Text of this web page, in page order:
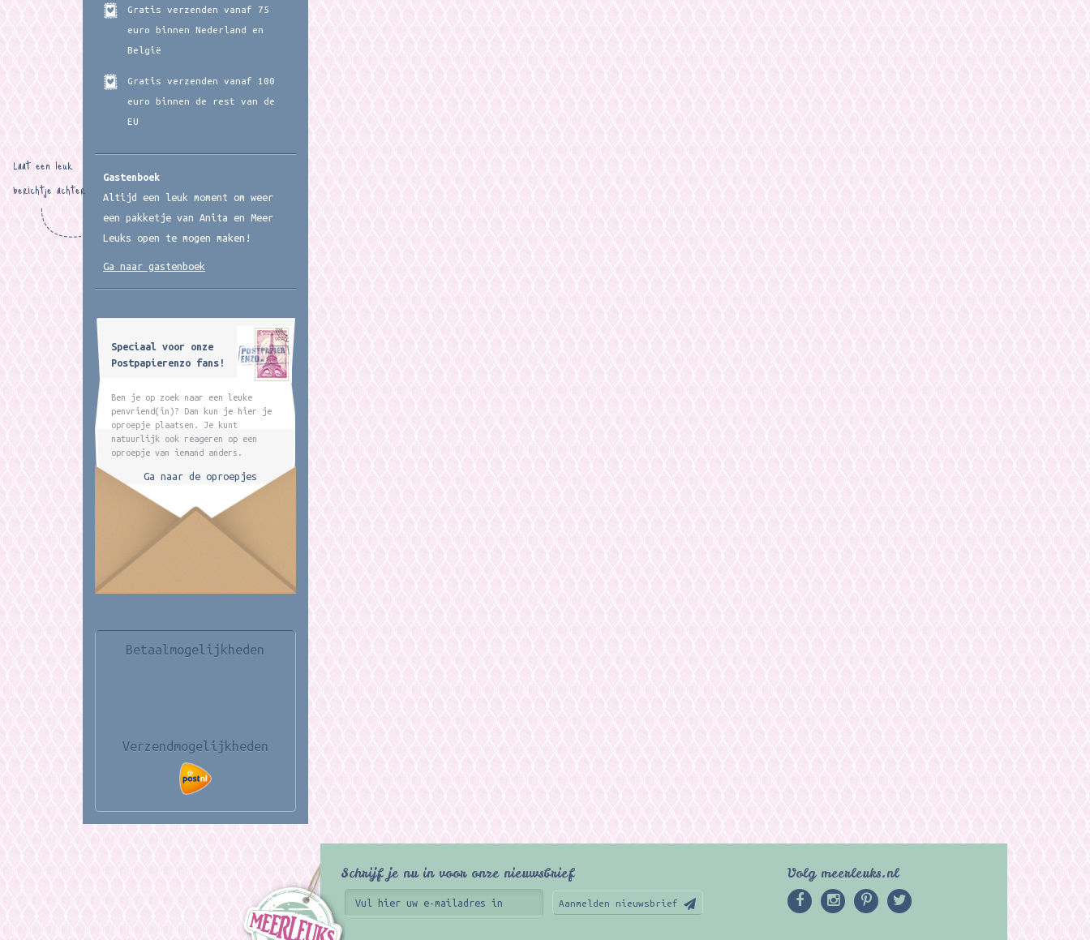
Gratis verzenden vanaf 75
euro binnen Nederland en
België
Gratis verzenden vanaf 100
euro binnen de rest van de
EU
Gastenboek
Altijd een leuk moment om weer
een pakketje van Anita en Meer
Leuks open te mogen maken!
Laat een leuk
berichtje achter
Ga naar gastenboek
Speciaal voor onze
Postpapierenzo fans!
Ben je op zoek naar een leuke
penvriend(in)? Dan kun je hier je
oproepje plaatsen. Je kunt
natuurlijk ook reageren op een
oproepje van iemand anders.
Ga naar de oproepjes
Betaalmogelijkheden
Verzendmogelijkheden
Schrijf je nu in voor onze nieuwsbrief
Aanmelden nieuwsbrief
Volg meerleuks.nl